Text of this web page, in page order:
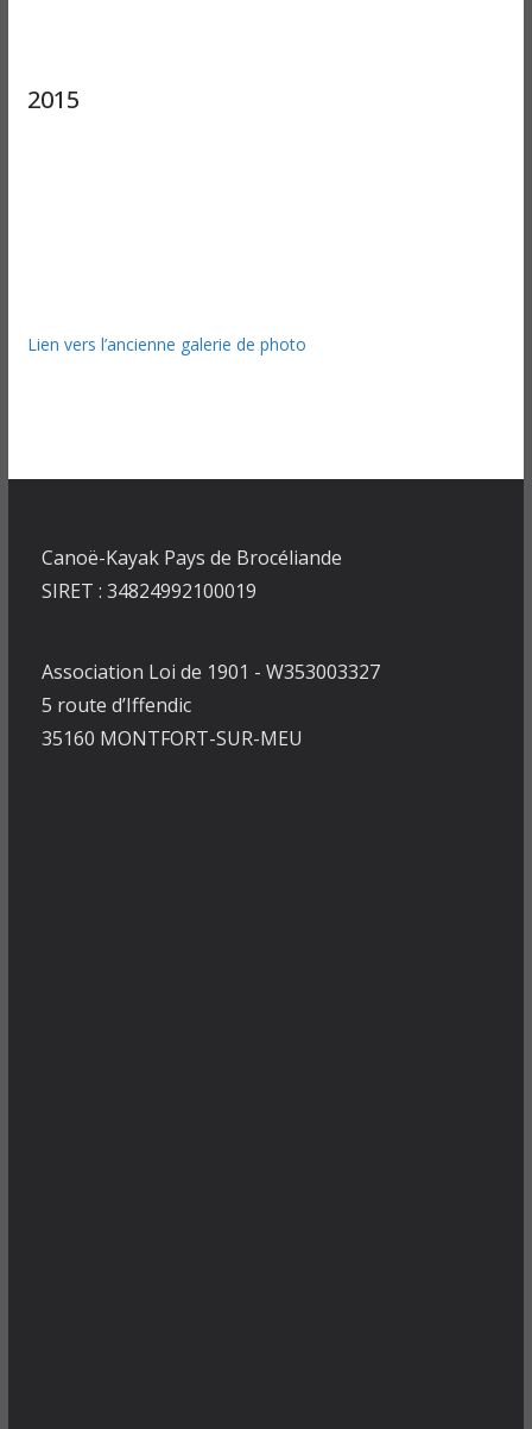
2015
Lien vers l’ancienne galerie de photo
Canoë-Kayak Pays de Brocéliande
SIRET : 34824992100019
Association Loi de 1901 - W353003327
5 route d’Iffendic
35160 MONTFORT-SUR-MEU